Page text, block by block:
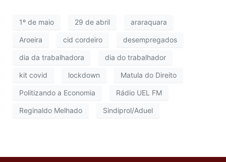
1º de maio 29 de abril araraquara
Aroeira cid cordeiro desempregados
dia da trabalhadora dia do trabalhador
kit covid lockdown Matula do Direito
Politizando a Economia Rádio UEL FM
Reginaldo Melhado Sindiprol/Aduel